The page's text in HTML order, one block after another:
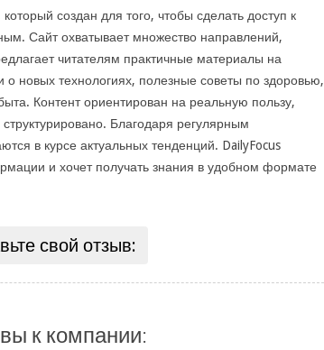
создан для того, чтобы сделать доступ к
Сайт охватывает множество направлений,
читателям практичные материалы на
новых технологиях, полезные советы по здоровью,
Контент ориентирован на реальную пользу,
Благодаря регулярным
в курсе актуальных тенденций. DailyFocus
и хочет получать знания в удобном формате
свой отзыв:
к компании: